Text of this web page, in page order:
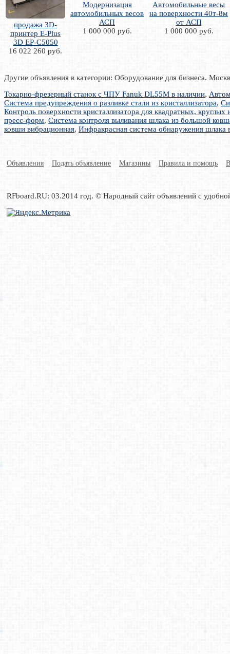
продажа 3D-
принтер E-Plus
3D EP-C5050
16 022 260 руб.
Модернизация
автомобильных весов
АСП
1 000 000 руб.
Автомобильные весы
на поверхности 40т-8м
от АСП
1 000 000 руб.
Другие объявления в категории: Оборудование для бизнеса.
Токарно-фрезерный станок с ЧПУ Fanuk DL55M в наличии,
Система предупреждения о разливке стали из кристаллизатора,
Контроль поверхности кристаллизатора для квадратных,
пресс-форм, Система контроля выливания шлака из большой
ковши вибрационная, Инфракрасная система обнаружения шлака
Объявления Подать объявление Магазины Правила и помощь
RFboard.RU: 03.2014 год. © Народный сайт объявлений с